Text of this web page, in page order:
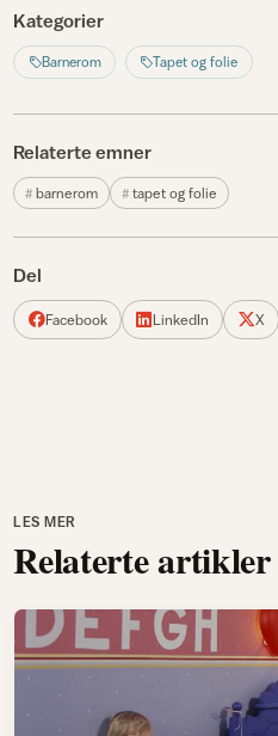
Kategorier
Barnerom Tapet og folie
Relaterte emner
barnerom tapet og folie
Del
Facebook LinkedIn X
LES MER
Relaterte artikler